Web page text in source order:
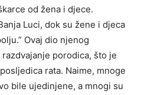
od žena i djece.
Luci, dok su žene i djeca
Ovaj dio njenog
porodica, što je
rata. Naime, mnoge
bile ujedinjene, a mnogi su